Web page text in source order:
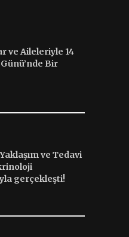
ve Aileleriyle 14
Bir
ve Tedavi
gerçekleşti!